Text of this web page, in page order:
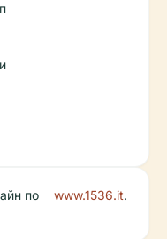
по
www.1536.it.